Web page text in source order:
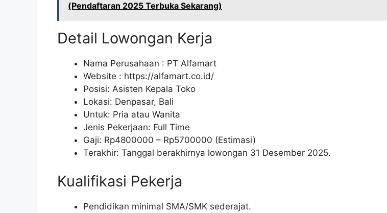
(Pendaftaran 2025 Terbuka Sekarang)
Detail Lowongan Kerja
Nama Perusahaan : PT Alfamart
Website : https://alfamart.co.id/
Posisi: Asisten Kepala Toko
Lokasi: Denpasar, Bali
Untuk: Pria atau Wanita
Jenis Pekerjaan: Full Time
Gaji: Rp4800000 – Rp5700000 (Estimasi)
Terakhir: Tanggal berakhirnya lowongan 31 Desember 2025.
Kualifikasi Pekerja
Pendidikan minimal SMA/SMK sederajat.